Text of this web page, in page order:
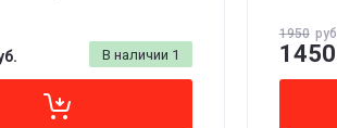
В наличии 1
1950 руб.
1450